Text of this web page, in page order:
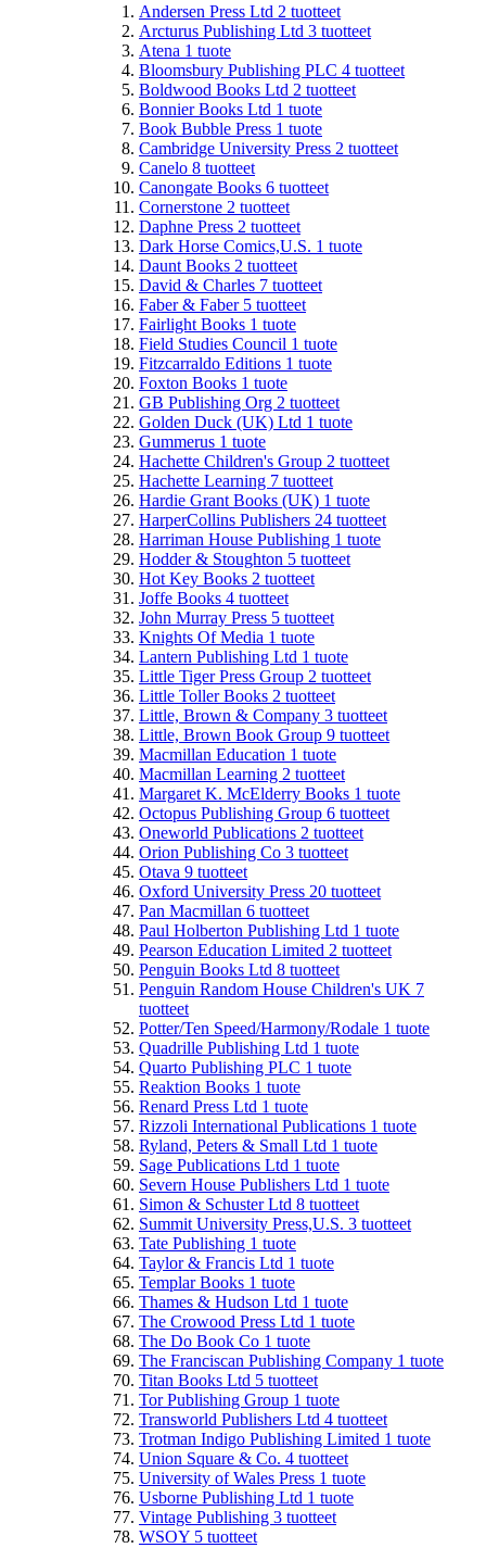
Andersen Press Ltd 2 tuotteet
Arcturus Publishing Ltd 3 tuotteet
Atena 1 tuote
Bloomsbury Publishing PLC 4 tuotteet
Boldwood Books Ltd 2 tuotteet
Bonnier Books Ltd 1 tuote
Book Bubble Press 1 tuote
Cambridge University Press 2 tuotteet
Canelo 8 tuotteet
Canongate Books 6 tuotteet
Cornerstone 2 tuotteet
Daphne Press 2 tuotteet
Dark Horse Comics,U.S. 1 tuote
Daunt Books 2 tuotteet
David & Charles 7 tuotteet
Faber & Faber 5 tuotteet
Fairlight Books 1 tuote
Field Studies Council 1 tuote
Fitzcarraldo Editions 1 tuote
Foxton Books 1 tuote
GB Publishing Org 2 tuotteet
Golden Duck (UK) Ltd 1 tuote
Gummerus 1 tuote
Hachette Children's Group 2 tuotteet
Hachette Learning 7 tuotteet
Hardie Grant Books (UK) 1 tuote
HarperCollins Publishers 24 tuotteet
Harriman House Publishing 1 tuote
Hodder & Stoughton 5 tuotteet
Hot Key Books 2 tuotteet
Joffe Books 4 tuotteet
John Murray Press 5 tuotteet
Knights Of Media 1 tuote
Lantern Publishing Ltd 1 tuote
Little Tiger Press Group 2 tuotteet
Little Toller Books 2 tuotteet
Little, Brown & Company 3 tuotteet
Little, Brown Book Group 9 tuotteet
Macmillan Education 1 tuote
Macmillan Learning 2 tuotteet
Margaret K. McElderry Books 1 tuote
Octopus Publishing Group 6 tuotteet
Oneworld Publications 2 tuotteet
Orion Publishing Co 3 tuotteet
Otava 9 tuotteet
Oxford University Press 20 tuotteet
Pan Macmillan 6 tuotteet
Paul Holberton Publishing Ltd 1 tuote
Pearson Education Limited 2 tuotteet
Penguin Books Ltd 8 tuotteet
Penguin Random House Children's UK 7
tuotteet
Potter/Ten Speed/Harmony/Rodale 1 tuote
Quadrille Publishing Ltd 1 tuote
Quarto Publishing PLC 1 tuote
Reaktion Books 1 tuote
Renard Press Ltd 1 tuote
Rizzoli International Publications 1 tuote
Ryland, Peters & Small Ltd 1 tuote
Sage Publications Ltd 1 tuote
Severn House Publishers Ltd 1 tuote
Simon & Schuster Ltd 8 tuotteet
Summit University Press,U.S. 3 tuotteet
Tate Publishing 1 tuote
Taylor & Francis Ltd 1 tuote
Templar Books 1 tuote
Thames & Hudson Ltd 1 tuote
The Crowood Press Ltd 1 tuote
The Do Book Co 1 tuote
The Franciscan Publishing Company 1 tuote
Titan Books Ltd 5 tuotteet
Tor Publishing Group 1 tuote
Transworld Publishers Ltd 4 tuotteet
Trotman Indigo Publishing Limited 1 tuote
Union Square & Co. 4 tuotteet
University of Wales Press 1 tuote
Usborne Publishing Ltd 1 tuote
Vintage Publishing 3 tuotteet
WSOY 5 tuotteet